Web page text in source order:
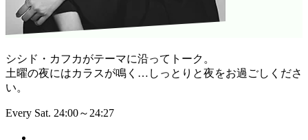
シシド・カフカがテーマに沿ってトーク。
土曜の夜にはカラスが鳴く…しっとりと夜をお過ごしくださ
い。
Every Sat. 24:00～24:27